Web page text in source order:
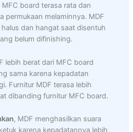
MFC board terasa rata dan
permukaan melaminnya. MDF
dan hangat saat disentuh
belum difinishing.
lebih berat dari MFC board
sama karena kepadatan
Furnitur MDF terasa lebih
dibanding furnitur MFC board.
, MDF menghasilkan suara
karena kepadatannya lebih